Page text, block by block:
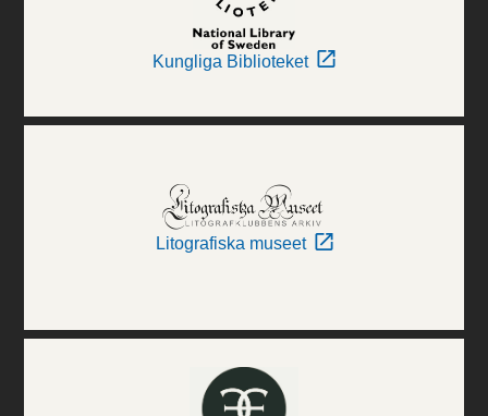
Kungliga Biblioteket
Litografiska museet